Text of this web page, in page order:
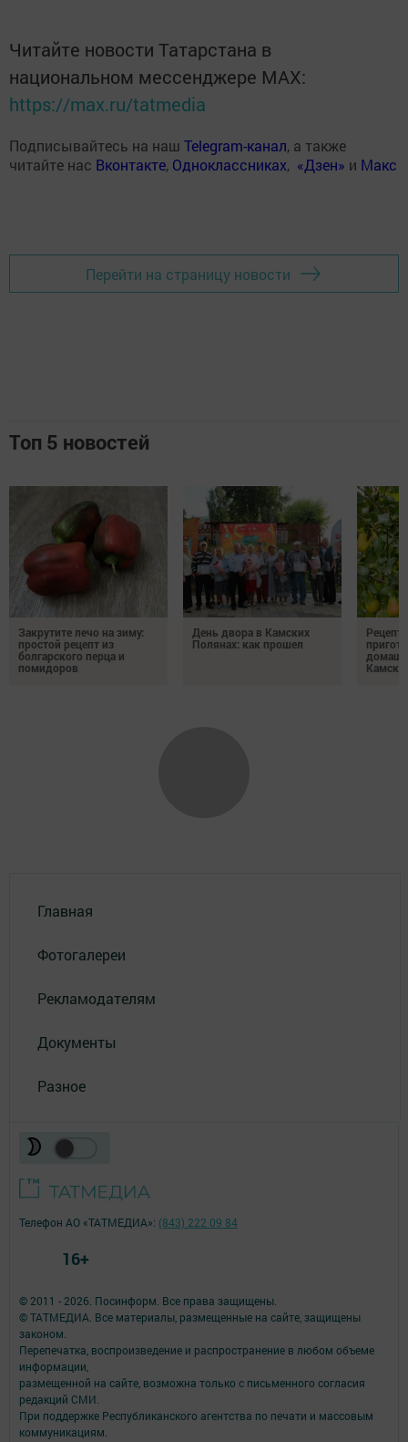
Читайте новости Татарстана в
национальном мессенджере MАХ:
https://max.ru/tatmedia
Подписывайтесь на наш Telegram-канал, а также
читайте нас Вконтакте, Одноклассниках, «Дзен» и Макс
Перейти на страницу новости
Топ 5 новостей
Закрутите лечо на зиму:
простой рецепт из
болгарского перца и
помидоров
День двора в Камских
Полянах: как прошел
Главная
Фотогалереи
Рекламодателям
Документы
Разное
© 2011 - 2026. Посинформ. Все права защищены.
© ТАТМЕДИА. Все материалы, размещенные на сайте, защищены
законом.
Перепечатка, воспроизведение и распространение в любом объеме
информации,
размещенной на сайте, возможна только с письменного согласия
редакций СМИ.
При поддержке Республиканского агентства по печати и массовым
коммуникациям.
Телефон АО «ТАТМЕДИА»: (843) 222 09 84
16+